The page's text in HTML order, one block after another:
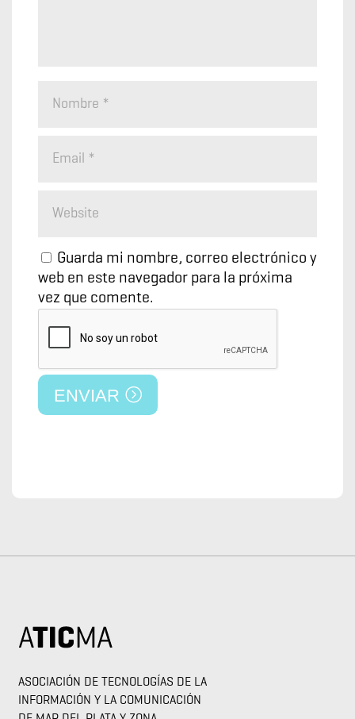
Guarda mi nombre, correo electrónico y
web en este navegador para la próxima
vez que comente.
ENVIAR
ASOCIACIÓN DE TECNOLOGÍAS DE LA
INFORMACIÓN Y LA COMUNICACIÓN